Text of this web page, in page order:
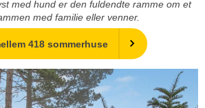
med hund er den fuldendte ramme om et
med familie eller venner.
418 sommerhuse